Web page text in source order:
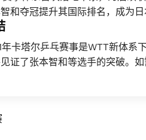
和夺冠提升其国际排名，成为日
年卡塔尔乒乓赛事是WTT新体系
证了张本智和等选手的突破。